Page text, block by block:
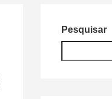
Pesquisar